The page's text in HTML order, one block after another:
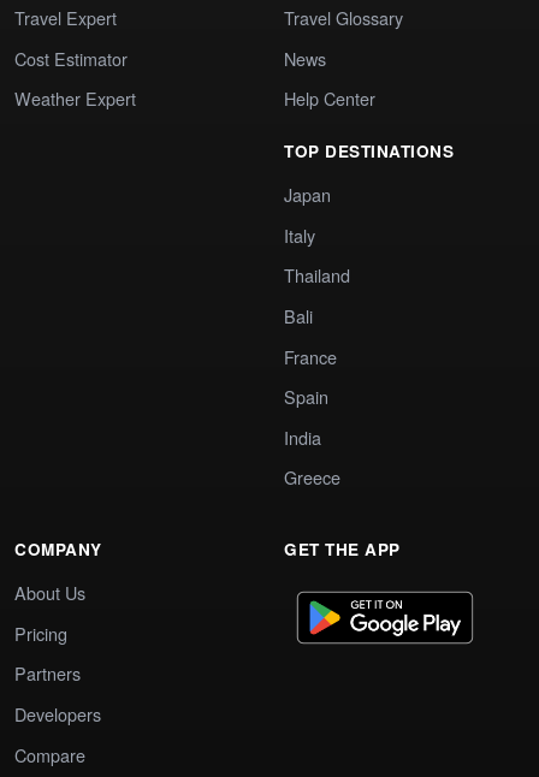
Travel Expert
Cost Estimator
Weather Expert
Travel Glossary
News
Help Center
TOP DESTINATIONS
Japan
Italy
Thailand
Bali
France
Spain
India
Greece
COMPANY
About Us
Pricing
Partners
Developers
Compare
GET THE APP